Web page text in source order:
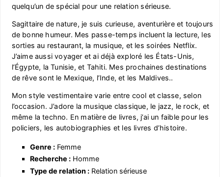
quelqu’un de spécial pour une relation sérieuse.
Sagittaire de nature, je suis curieuse, aventurière et toujours
de bonne humeur. Mes passe-temps incluent la lecture, les
sorties au restaurant, la musique, et les soirées Netflix.
J’aime aussi voyager et ai déjà exploré les États-Unis,
l’Égypte, la Tunisie, et Tahiti. Mes prochaines destinations
de rêve sont le Mexique, l’Inde, et les Maldives..
Mon style vestimentaire varie entre cool et classe, selon
l’occasion. J’adore la musique classique, le jazz, le rock, et
même la techno. En matière de livres, j’ai un faible pour les
policiers, les autobiographies et les livres d’histoire.
Genre :Femme
Recherche :Homme
Type de relation :Relation sérieuse